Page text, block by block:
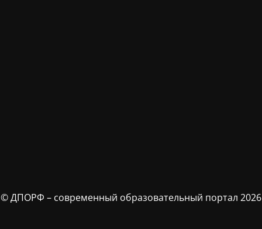
© ДПОРФ – современный образовательный портал 2026